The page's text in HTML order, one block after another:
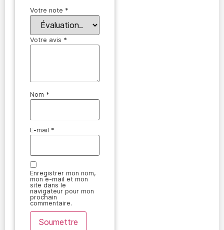
Votre note *
Votre avis *
Nom *
E-mail *
Enregistrer mon nom,
mon e-mail et mon
site dans le
navigateur pour mon
prochain
commentaire.